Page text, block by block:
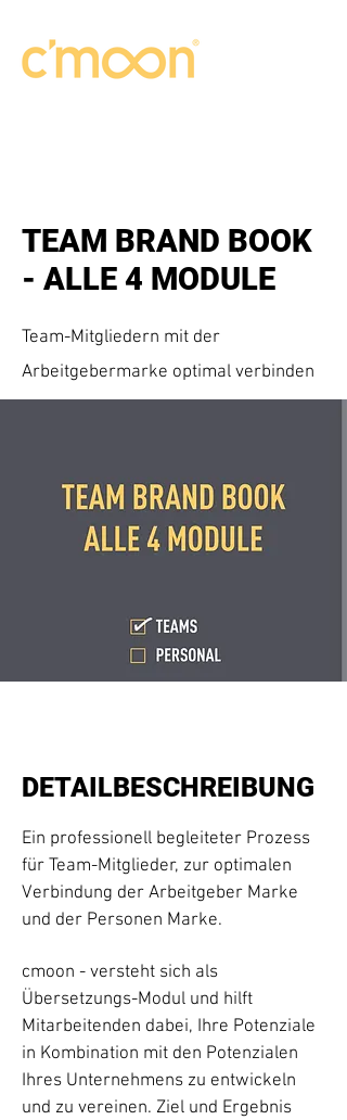
TEAM BRAND BOOK
- ALLE 4 MODULE
Team-Mitgliedern mit der
Arbeitgebermarke optimal verbinden
DETAILBESCHREIBUNG
Ein professionell begleiteter Prozess
für Team-Mitglieder, zur optimalen
Verbindung der Arbeitgeber Marke
und der Personen Marke.
cmoon - versteht sich als
Übersetzungs-Modul und hilft
Mitarbeitenden dabei, Ihre Potenziale
in Kombination mit den Potenzialen
Ihres Unternehmens zu entwickeln
und zu vereinen. Ziel und Ergebnis